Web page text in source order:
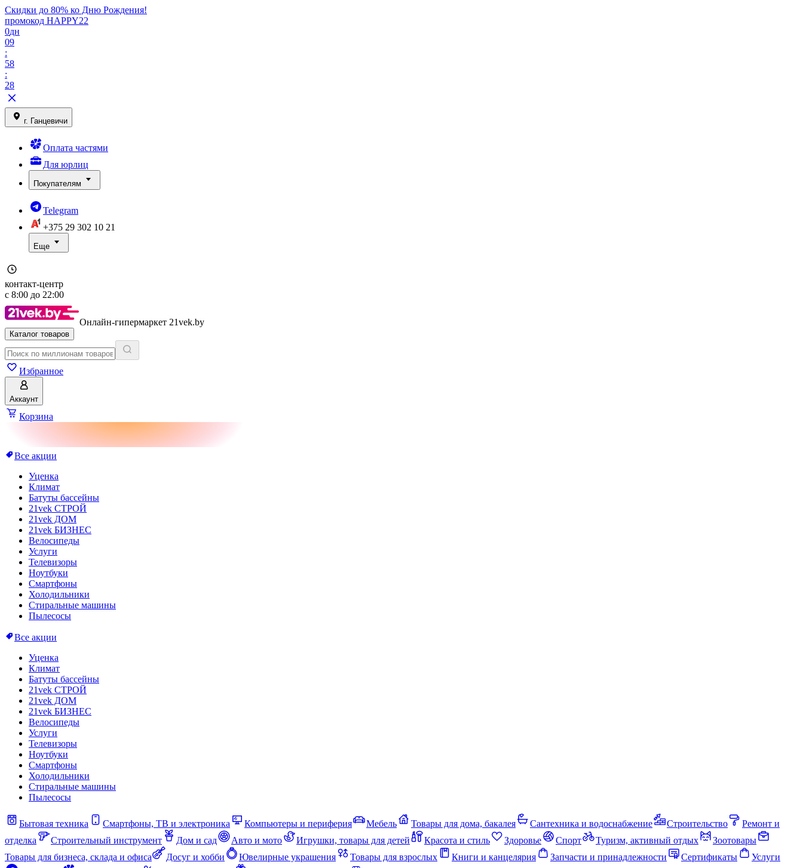
Скидки до 80% ко Дню Рождения!
промокод HAPPY22
0дн
09
:
58
:
28
г. Ганцевичи
Оплата частями
Для юрлиц
Покупателям
Telegram
+375 29 302 10 21
Еще
контакт-центр
с 8:00 до 22:00
Онлайн-гипермаркет 21vek.by
Каталог товаров
Избранное
Аккаунт
Корзина
Все акции
Уценка
Климат
Батуты бассейны
21vek СТРОЙ
21vek ДОМ
21vek БИЗНЕС
Велосипеды
Услуги
Телевизоры
Ноутбуки
Смартфоны
Холодильники
Стиральные машины
Пылесосы
Все акции
Уценка
Климат
Батуты бассейны
21vek СТРОЙ
21vek ДОМ
21vek БИЗНЕС
Велосипеды
Услуги
Телевизоры
Ноутбуки
Смартфоны
Холодильники
Стиральные машины
Пылесосы
Бытовая техника Смартфоны, ТВ и электроника Компьютеры и периферия Мебель Товары для дома, бакалея Сантехника и водоснабжение Строительство
Ремонт и
отделка
Строительный инструмент Дом и сад Авто и мото Игрушки, товары для детей Красота и стиль Здоровье Спорт Туризм, активный отдых
Зоотовары
Товары для бизнеса, склада и офиса
Досуг и хобби Ювелирные украшения Товары для взрослых Книги и канцелярия Запчасти и принадлежности Сертификаты
Услуги